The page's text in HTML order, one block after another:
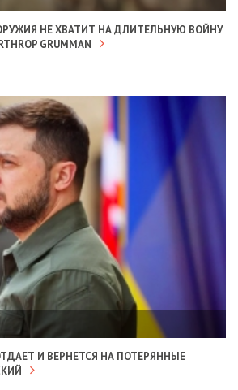
НЕ ХВАТИТ НА ДЛИТЕЛЬНУЮ ВОЙНУ
GRUMMAN
И ВЕРНЕТСЯ НА ПОТЕРЯННЫЕ